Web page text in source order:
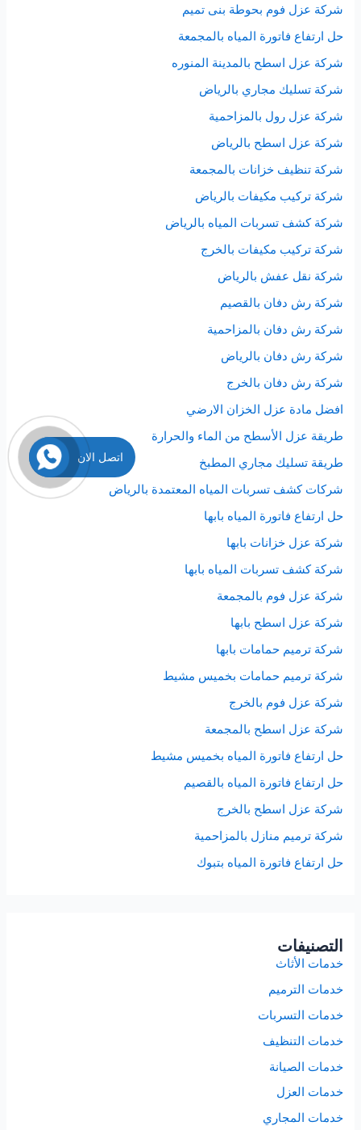
شركة عزل فوم بحوطة بنى تميم
حل ارتفاع فاتورة المياه بالمجمعة
شركة عزل اسطح بالمدينة المنوره
شركة تسليك مجاري بالرياض
شركة عزل رول بالمزاحمية
شركة عزل اسطح بالرياض
شركة تنظيف خزانات بالمجمعة
شركة تركيب مكيفات بالرياض
شركة كشف تسربات المياه بالرياض
شركة تركيب مكيفات بالخرج
شركة نقل عفش بالرياض
شركة رش دفان بالقصيم
شركة رش دفان بالمزاحمية
شركة رش دفان بالرياض
شركة رش دفان بالخرج
افضل مادة عزل الخزان الارضي
طريقة عزل الأسطح من الماء والحرارة
طريقة تسليك مجاري المطبخ
شركات كشف تسربات المياه المعتمدة بالرياض
حل ارتفاع فاتورة المياه بابها
شركة عزل خزانات بابها
شركة كشف تسربات المياه بابها
شركة عزل فوم بالمجمعة
شركة عزل اسطح بابها
شركة ترميم حمامات بابها
شركة ترميم حمامات بخميس مشيط
شركة عزل فوم بالخرج
شركة عزل اسطح بالمجمعة
حل ارتفاع فاتورة المياه بخميس مشيط
حل ارتفاع فاتورة المياه بالقصيم
شركة عزل اسطح بالخرج
شركة ترميم منازل بالمزاحمية
حل ارتفاع فاتورة المياه بتبوك
التصنيفات
خدمات الأثاث
خدمات الترميم
خدمات التسربات
خدمات التنظيف
خدمات الصيانة
خدمات العزل
خدمات المجاري
اتصل الان